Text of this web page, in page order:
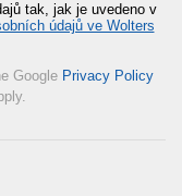
tak, jak je uvedeno v
údajů ve Wolters
Google Privacy Policy